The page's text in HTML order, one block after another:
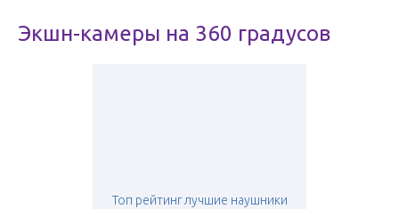
Экшн-камеры на 360 градусов
Топ рейтинг лучшие наушники